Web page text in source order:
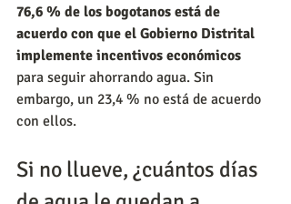
76,6 % de los bogotanos está de
acuerdo con que el Gobierno Distrital
implemente incentivos económicos
para seguir ahorrando agua. Sin
embargo, un 23,4 % no está de acuerdo
con ellos.
Si no llueve, ¿cuántos días